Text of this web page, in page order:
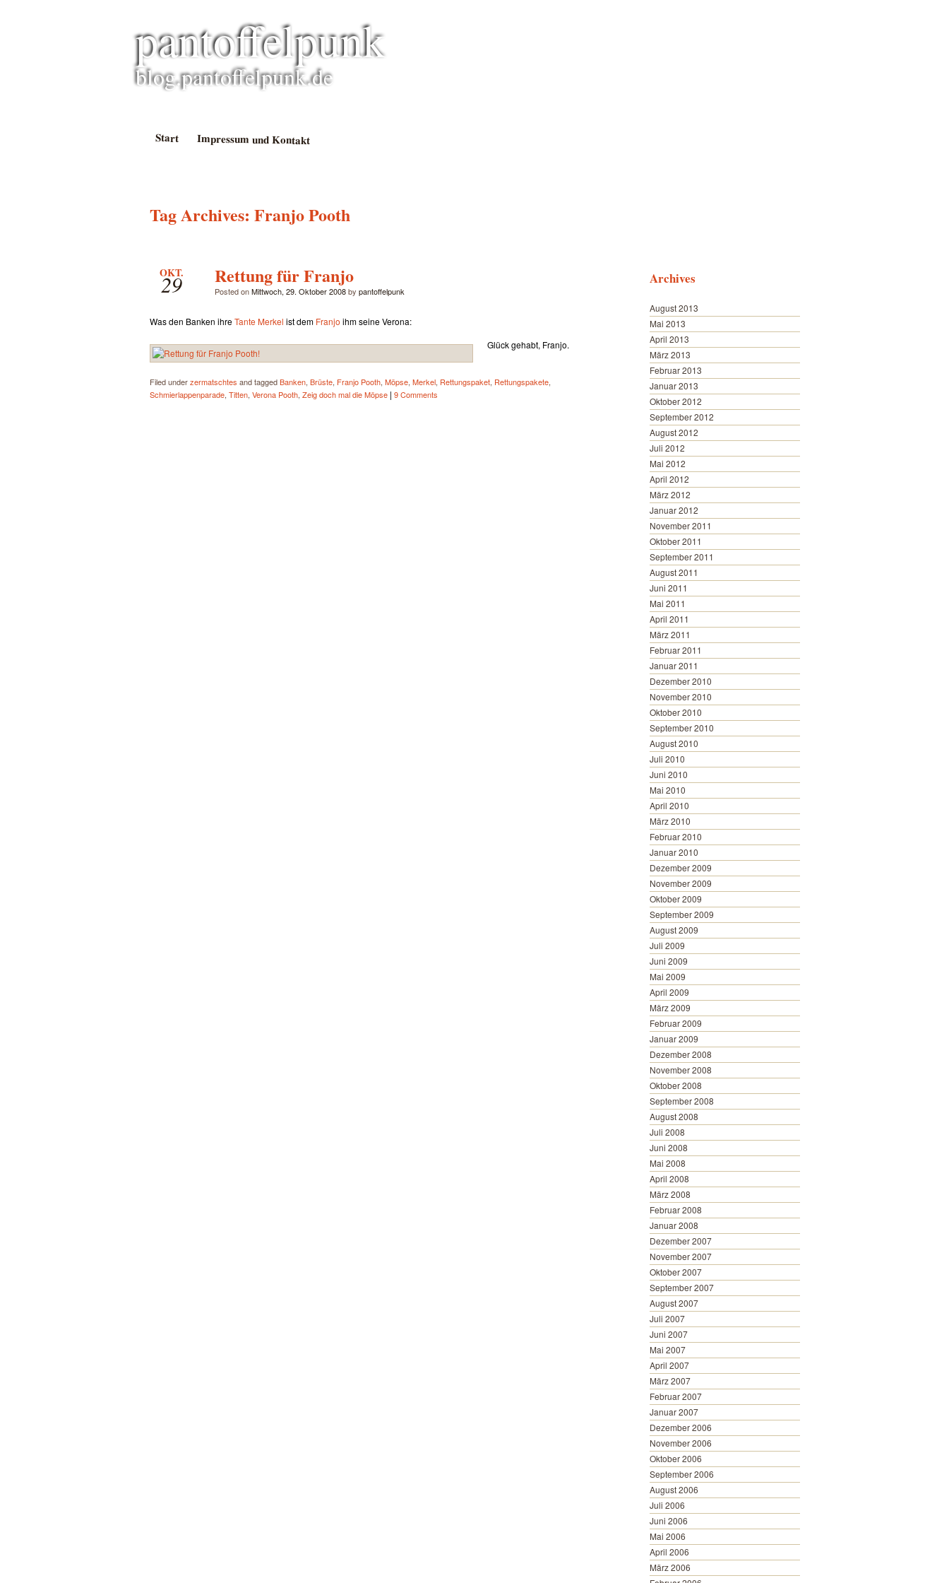
pantoffelpunk
blog.pantoffelpunk.de
Start Impressum und Kontakt
Tag Archives: Franjo Pooth
OKT.
29 Rettung für Franjo
Posted onMittwoch, 29. Oktober 2008by pantoffelpunk
Was den Banken ihreTante Merkel ist dem Franjo ihm seine Verona:
Glück gehabt, Franjo.
Filed underzermatschtes and taggedBanken, Brüste, Franjo Pooth, Möpse, Merkel, Rettungspaket, Rettungspakete,
Schmierlappenparade, Titten, Verona Pooth, Zeig doch mal die Möpse | 9 Comments
Archives
August 2013
Mai 2013
April 2013
März 2013
Februar 2013
Januar 2013
Oktober 2012
September 2012
August 2012
Juli 2012
Mai 2012
April 2012
März 2012
Januar 2012
November 2011
Oktober 2011
September 2011
August 2011
Juni 2011
Mai 2011
April 2011
März 2011
Februar 2011
Januar 2011
Dezember 2010
November 2010
Oktober 2010
September 2010
August 2010
Juli 2010
Juni 2010
Mai 2010
April 2010
März 2010
Februar 2010
Januar 2010
Dezember 2009
November 2009
Oktober 2009
September 2009
August 2009
Juli 2009
Juni 2009
Mai 2009
April 2009
März 2009
Februar 2009
Januar 2009
Dezember 2008
November 2008
Oktober 2008
September 2008
August 2008
Juli 2008
Juni 2008
Mai 2008
April 2008
März 2008
Februar 2008
Januar 2008
Dezember 2007
November 2007
Oktober 2007
September 2007
August 2007
Juli 2007
Juni 2007
Mai 2007
April 2007
März 2007
Februar 2007
Januar 2007
Dezember 2006
November 2006
Oktober 2006
September 2006
August 2006
Juli 2006
Juni 2006
Mai 2006
April 2006
März 2006